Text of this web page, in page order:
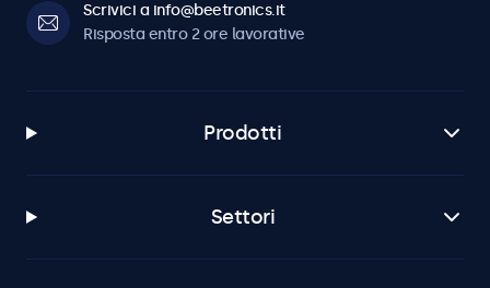
Scrivici a info@beetronics.it
Risposta entro 2 ore lavorative
Prodotti
Settori